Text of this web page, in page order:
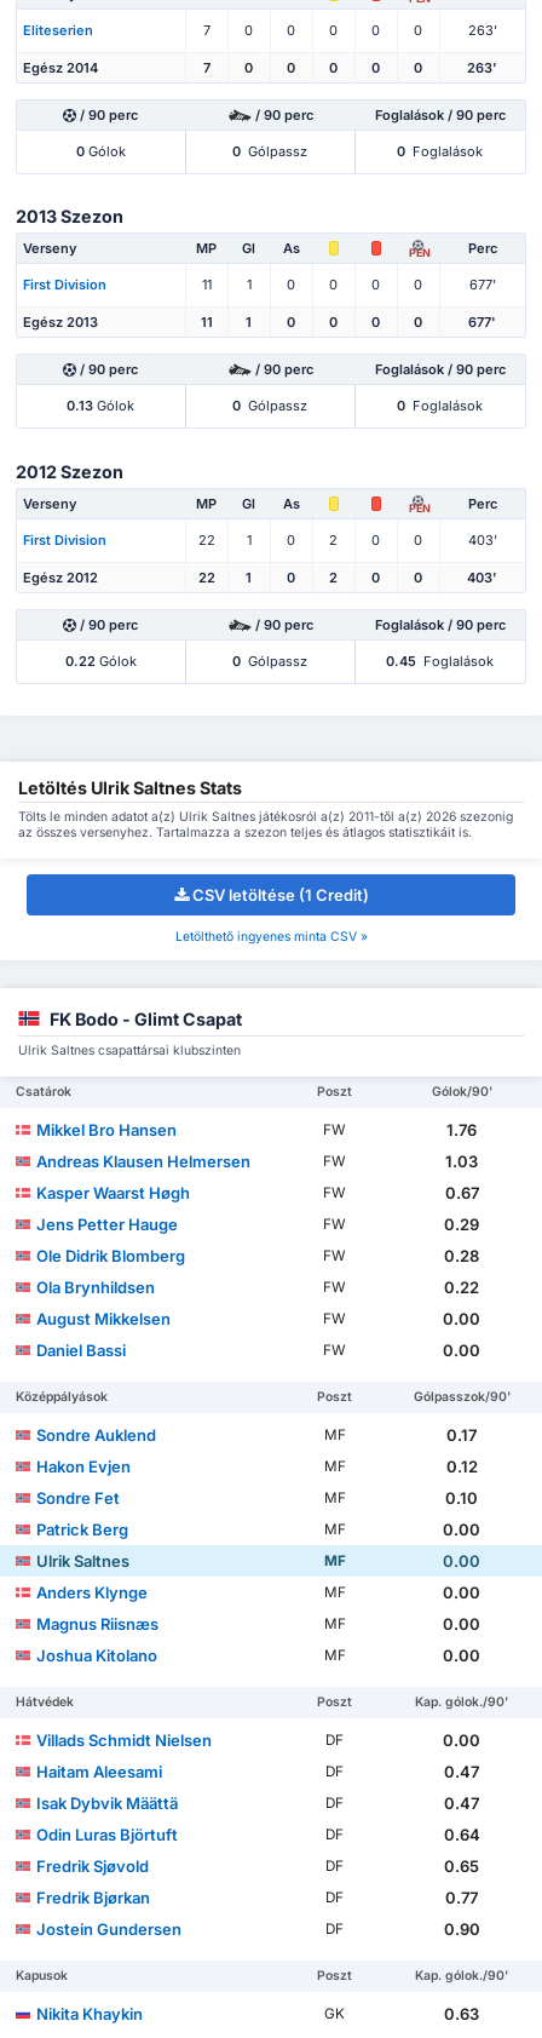
Eliteserien 7 0 0 0 0 0 263'
Egész 2014 7 0 0 0 0 0 263'
/ 90 perc / 90 perc Foglalások / 90 perc
0Gólok 0 Gólpassz 0 Foglalások
2013 Szezon
Verseny MP Gl As PEN Perc
First Division 11 1 0 0 0 0 677'
Egész 2013 11 1 0 0 0 0 677'
/ 90 perc / 90 perc Foglalások / 90 perc
0.13 Gólok 0 Gólpassz 0 Foglalások
2012 Szezon
Verseny MP Gl As PEN Perc
First Division 22 1 0 2 0 0 403'
Egész 2012 22 1 0 2 0 0 403'
/ 90 perc / 90 perc Foglalások / 90 perc
0.22Gólok 0 Gólpassz 0.45 Foglalások
Letöltés Ulrik Saltnes Stats
Tölts le minden adatot a(z) Ulrik Saltnes játékosról a(z) 2011-től a(z) 2026 szezonig
az összes versenyhez. Tartalmazza a szezon teljes és átlagos statisztikáit is.
CSV letöltése (1 Credit)
Letölthető ingyenes minta CSV »
FK Bodo - Glimt Csapat
Ulrik Saltnes csapattársai klubszinten
Csatárok Poszt Gólok/90'
Mikkel Bro Hansen FW
1.76
Andreas Klausen Helmersen
FW
1.03
Kasper Waarst Høgh
FW
0.67
Jens Petter Hauge
FW
0.29
Ole Didrik Blomberg
FW
0.28
Ola Brynhildsen
FW
0.22
August Mikkelsen
FW
0.00
Daniel Bassi
FW 0.00
Középpályások Poszt Gólpasszok/90'
Sondre Auklend MF
0.17
Hakon Evjen
MF
0.12
Sondre Fet
MF
0.10
Patrick Berg
MF
0.00
Ulrik Saltnes
MF
0.00
Anders Klynge
MF
0.00
Magnus Riisnæs
MF
0.00
Joshua Kitolano
MF 0.00
Hátvédek Poszt Kap. gólok./90'
Villads Schmidt Nielsen DF
0.00
Haitam Aleesami
DF
0.47
Isak Dybvik Määttä
DF
0.47
Odin Luras Björtuft
DF
0.64
Fredrik Sjøvold
DF
0.65
Fredrik Bjørkan
DF
0.77
Jostein Gundersen
DF 0.90
Kapusok Poszt Kap. gólok./90'
Nikita Khaykin GK 0.63